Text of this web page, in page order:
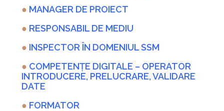
● MANAGER DE PROIECT
● RESPONSABIL DE MEDIU
● INSPECTOR ÎN DOMENIUL SSM
● COMPETENȚE DIGITALE – OPERATOR
INTRODUCERE, PRELUCRARE, VALIDARE
DATE
● FORMATOR